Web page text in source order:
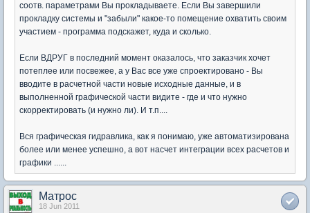
соотв. параметрами Вы прокладываете. Если Вы завершили
прокладку системы и "забыли" какое-то помещение охватить своим
участием - программа подскажет, куда и сколько.
Если ВДРУГ в последний момент оказалось, что заказчик хочет
потеплее или посвежее, а у Вас все уже спроектировано - Вы
вводите в расчетной части новые исходные данные, и в
выполненной графической части видите - где и что нужно
скорректировать (и нужно ли). И т.п....
Вся графическая гидравлика, как я понимаю, уже автоматизирована
более или менее успешно, а вот насчет интеграции всех расчетов и
графики ......
Матрос
18 Jun 2011